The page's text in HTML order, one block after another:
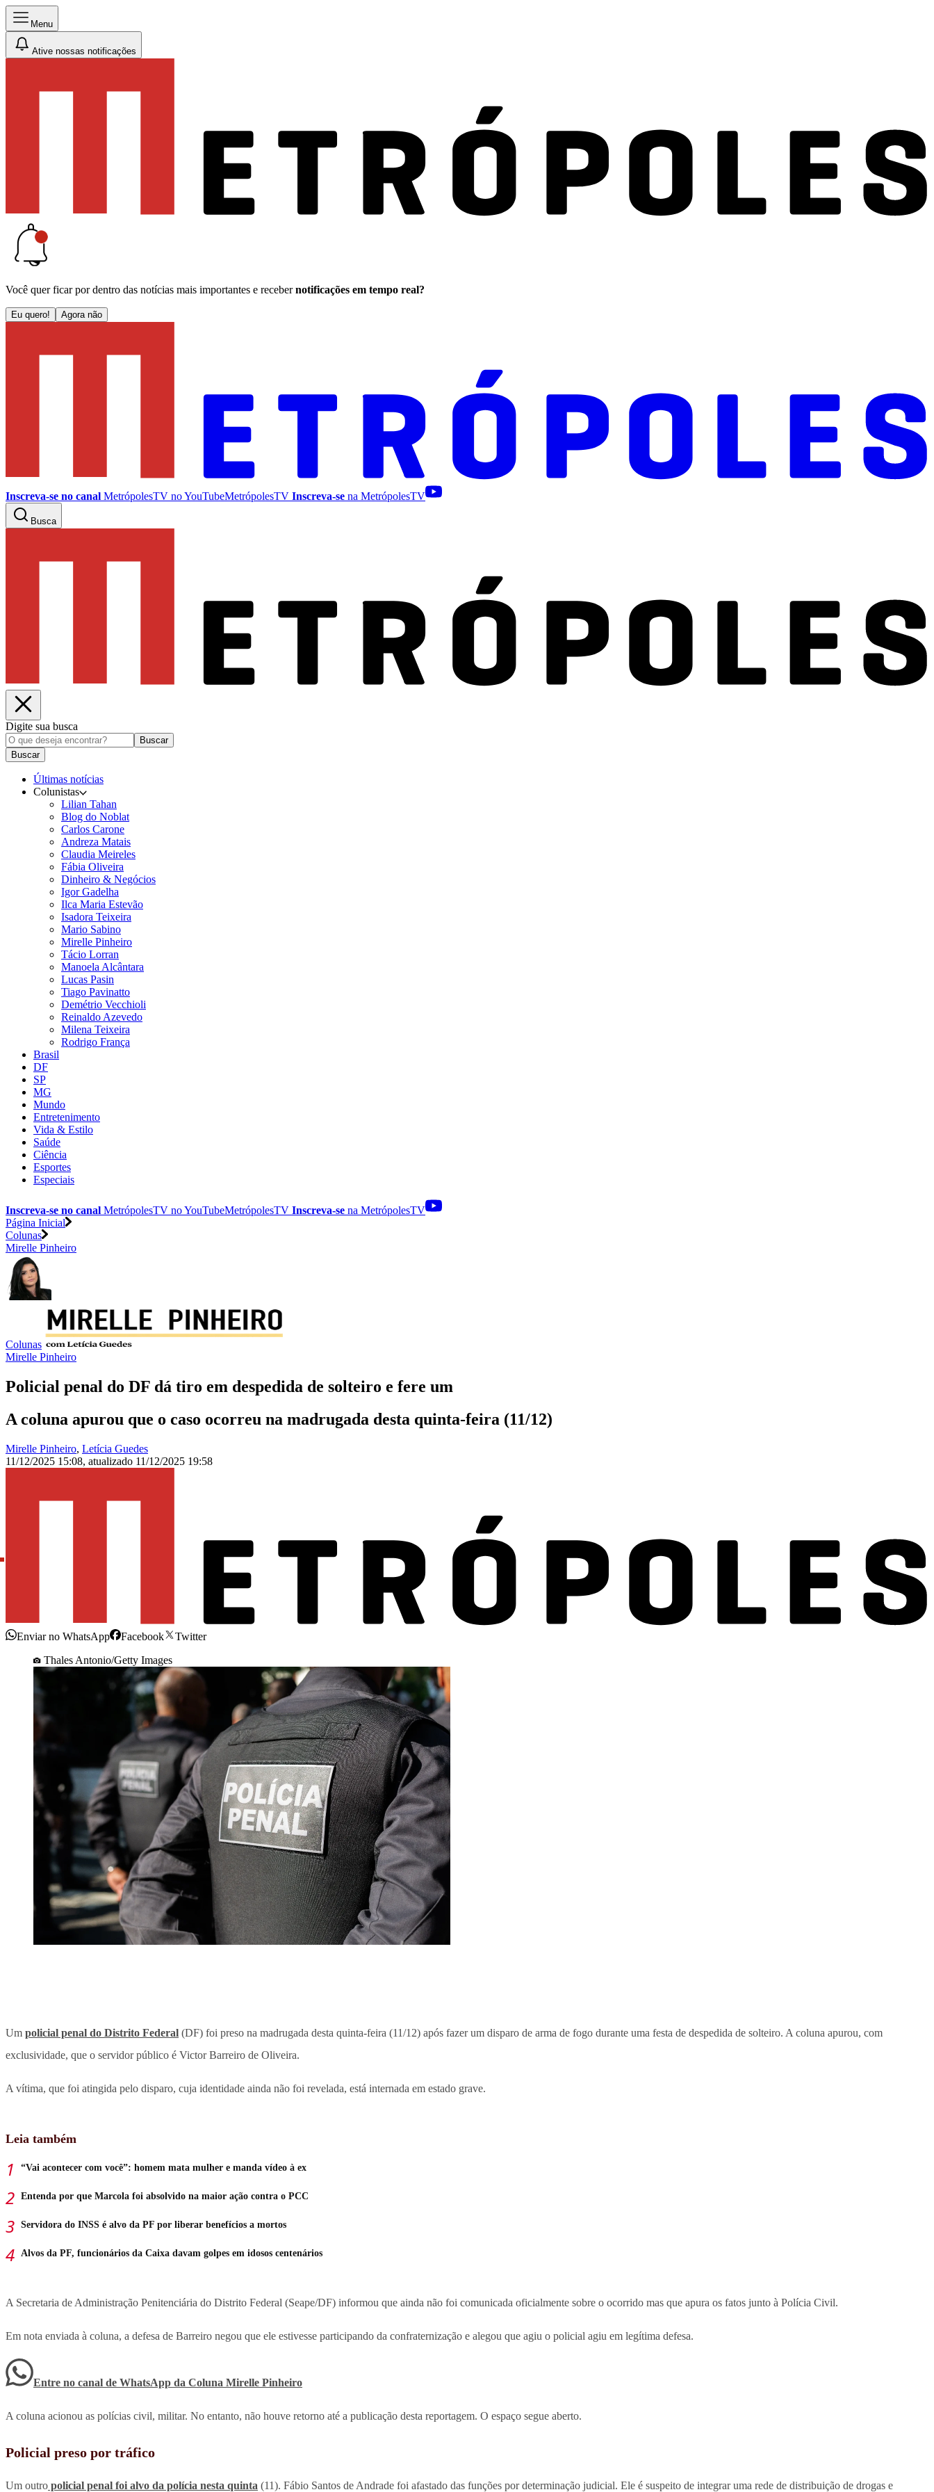
Menu
Ative nossas notificações
Você quer ficar por dentro das notícias mais importantes e receber notificações em tempo real?
Eu quero! Agora não
Inscreva-se no canal MetrópolesTV noYouTubeMetrópolesTV Inscreva-se na MetrópolesTV
Busca
Digite sua busca
Buscar
Buscar
Últimas notícias
Colunistas
Lilian Tahan
Blog do Noblat
Carlos Carone
Andreza Matais
Claudia Meireles
Fábia Oliveira
Dinheiro & Negócios
Igor Gadelha
Ilca Maria Estevão
Isadora Teixeira
Mario Sabino
Mirelle Pinheiro
Tácio Lorran
Manoela Alcântara
Lucas Pasin
Tiago Pavinatto
Demétrio Vecchioli
Reinaldo Azevedo
Milena Teixeira
Rodrigo França
Brasil
DF
SP
MG
Mundo
Entretenimento
Vida & Estilo
Saúde
Ciência
Esportes
Especiais
Inscreva-se no canal MetrópolesTV noYouTubeMetrópolesTV Inscreva-se na MetrópolesTV
Página Inicial
Colunas
Mirelle Pinheiro
Colunas
Mirelle Pinheiro
Policial penal do DF dá tiro em despedida de solteiro e fere um
A coluna apurou que o caso ocorreu na madrugada desta quinta-feira (11/12)
Mirelle Pinheiro, Letícia Guedes
11/12/2025 15:08, atualizado 11/12/2025 19:58
Enviar no WhatsApp Facebook
Twitter
Thales Antonio/Getty Images
Um policial penal do Distrito Federal (DF) foi preso na madrugada desta quinta-feira (11/12) após fazer um disparo de arma de fogo durante uma festa de despedida de solteiro. A coluna apurou, com
exclusividade, que o servidor público é Victor Barreiro de Oliveira.
A vítima, que foi atingida pelo disparo, cuja identidade ainda não foi revelada, está internada em estado grave.
Leia também
“Vai acontecer com você”: homem mata mulher e manda vídeo à ex
Entenda por que Marcola foi absolvido na maior ação contra o PCC
Servidora do INSS é alvo da PF por liberar benefícios a mortos
Alvos da PF, funcionários da Caixa davam golpes em idosos centenários
A Secretaria de Administração Penitenciária do Distrito Federal (Seape/DF) informou que ainda não foi comunicada oficialmente sobre o ocorrido mas que apura os fatos junto à Polícia Civil.
Em nota enviada à coluna, a defesa de Barreiro negou que ele estivesse participando da confraternização e alegou que agiu o policial agiu em legítima defesa.
Entre no canal de WhatsApp da Coluna Mirelle Pinheiro
A coluna acionou as polícias civil, militar. No entanto, não houve retorno até a publicação desta reportagem. O espaço segue aberto.
Policial preso por tráfico
Um outro policial penal foi alvo da polícia nesta quinta (11). Fábio Santos de Andrade foi afastado das funções por determinação judicial. Ele é suspeito de integrar uma rede de distribuição de drogas e